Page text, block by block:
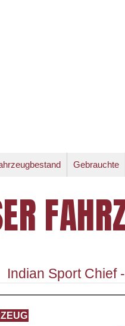
Gebrauchte
Sport Chief -